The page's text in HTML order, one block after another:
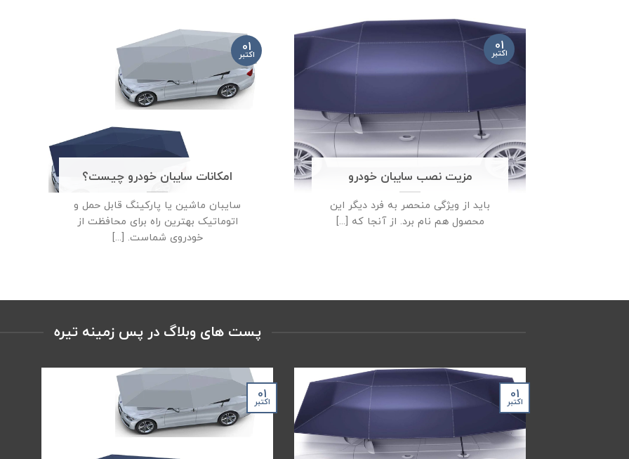
مزیت نصب سایبان خودرو
باید از ویژگی منحصر به فرد دیگر این
محصول هم نام برد. از آنجا که [...]
01
اکتبر
امکانات سایبان خودرو چیست؟
سایبان ماشین یا پارکینگ قابل حمل و
اتوماتیک بهترین راه برای محافظت از
خودروی شماست. [...]
01
اکتبر
پست های وبلاگ در پس زمینه تیره
01
اکتبر 01
اکتبر